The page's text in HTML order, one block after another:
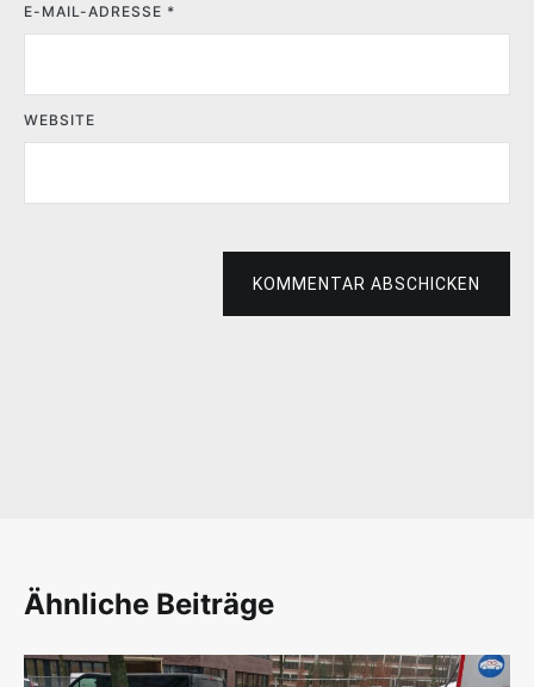
E-MAIL-ADRESSE *
WEBSITE
KOMMENTAR ABSCHICKEN
Ähnliche Beiträge